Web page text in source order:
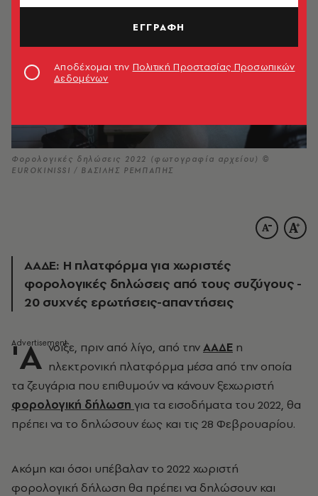
Φορολογικές δηλώσεις 2022 (φωτογραφία αρχείου) ©
EUROKINISSI / ΒΑΣΙΛΗΣ ΡΕΜΠΑΠΗΣ
ΑΑΔΕ: Η πλατφόρμα για χωριστές
φορολογικές δηλώσεις από τους συζύγους -
20 συχνές ερωτήσεις-απαντήσεις
'Α νοιξε, πριν από λίγο, από τηνΑΑΔΕ η
ηλεκτρονική πλατφόρμα μέσα από την οποία
τα ζευγάρια που επιθυμούν να κάνουν ξεχωριστή
φορολογική δήλωση για τα εισοδήματα του 2022, θα
πρέπει να το δηλώσουν έως και τις 28 Φεβρουαρίου.
Ακόμη και όσοι υπέβαλαν το 2022 χωριστή
φορολογική δήλωση θα πρέπει να δηλώσουν και
ΕΓΓΡΑΦΗ
Αποδέχομαι την Πολιτική Προστασίας Προσωπικών
Δεδομένων